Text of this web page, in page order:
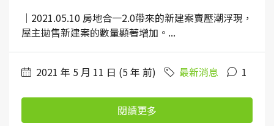
｜2021.05.10 房地合一2.0帶來的新建案賣壓潮浮現，
屋主拋售新建案的數量顯著增加。...
2021 年 5 月 11 日 (5 年 前) 最新消息 1
閱讀更多